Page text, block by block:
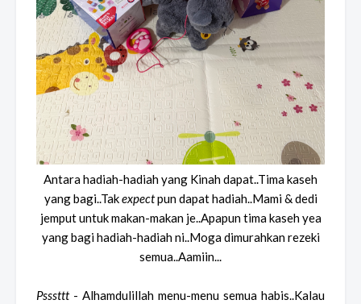
Antara hadiah-hadiah yang Kinah dapat..Tima kaseh
yang bagi..Takexpectpun dapat hadiah..Mami & dedi
jemput untuk makan-makan je..Apapun tima kaseh yea
yang bagi hadiah-hadiah ni..Moga dimurahkan rezeki
semua..Aamiin...
Psssttt- Alhamdulillah menu-menu semua habis..Kalau